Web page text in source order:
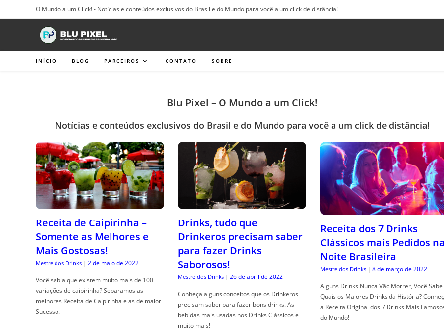
para
O Mundo a um Click! - Notícias e conteúdos exclusivos do Brasil e do Mundo para você a um click de distância!
INÍCIO BLOG PARCEIROS CONTATO SOBRE
Blu Pixel – O Mundo a um Click!
Notícias e conteúdos exclusivos do Brasil e do Mundo para você a um click de distância!
Receita de Caipirinha –
Somente as Melhores e
Mais Gostosas!
Mestre dos Drinks | 2 de maio de 2022
Você sabia que existem muito mais de 100
variações de caipirinha? Separamos as
melhores Receita de Caipirinha e as de maior
Sucesso.
Drinks, tudo que
Drinkeros precisam saber
para fazer Drinks
Saborosos!
Mestre dos Drinks | 26 de abril de 2022
Conheça alguns conceitos que os Drinkeros
precisam saber para fazer bons drinks. As
bebidas mais usadas nos Drinks Clássicos e
muito mais!
Receita dos 7 Drinks
Clássicos mais Pedidos
Noite Brasileira
Mestre dos Drinks | 8 de março de 2022
Alguns Drinks Nunca Vão Morrer, Você Sabe
Quais os Maiores Drinks da História?
a Receita Original dos 7 Drinks Mais
do Mundo!